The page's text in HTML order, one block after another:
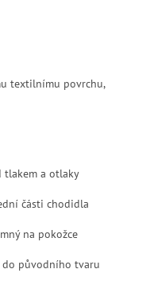
textilnímu povrchu,
tlakem a otlaky
části chodidla
na pokožce
původního tvaru